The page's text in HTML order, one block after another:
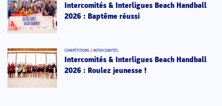
Intercomités & Interligues Beach Handball
2026 : Baptême réussi
COMPÉTITIONS / INTERCOMITÉS
Intercomités & Interligues Beach Handball
2026 : Roulez jeunesse !